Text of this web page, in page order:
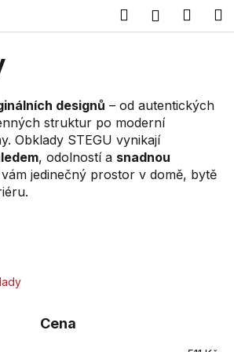
HledatPřihlášení
designů – od autentických
struktur po moderní
Obklady STEGU vynikají
, odolností a snadnou
jedinečný prostor v domě, bytě
Cena